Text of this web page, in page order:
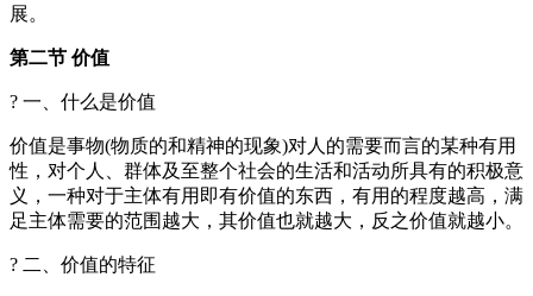
展。
第二节 价值
? 一、什么是价值
价值是事物(物质的和精神的现象)对人的需要而言的某种有用
性，对个人、群体及至整个社会的生活和活动所具有的积极意
义，一种对于主体有用即有价值的东西，有用的程度越高，满
足主体需要的范围越大，其价值也就越大，反之价值就越小。
? 二、价值的特征